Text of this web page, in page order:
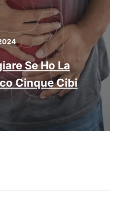
Se Ho La
Cinque Cibi